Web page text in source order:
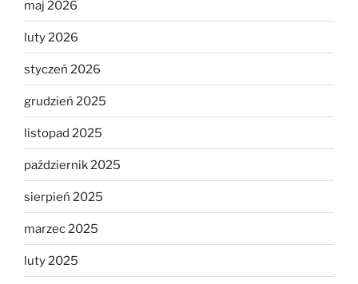
maj 2026
luty 2026
styczeń 2026
grudzień 2025
listopad 2025
październik 2025
sierpień 2025
marzec 2025
luty 2025